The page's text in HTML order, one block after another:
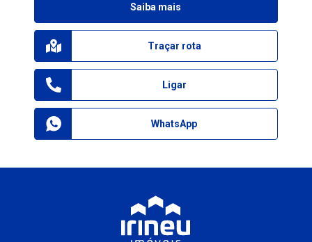
Saiba mais
Traçar rota
Ligar
WhatsApp